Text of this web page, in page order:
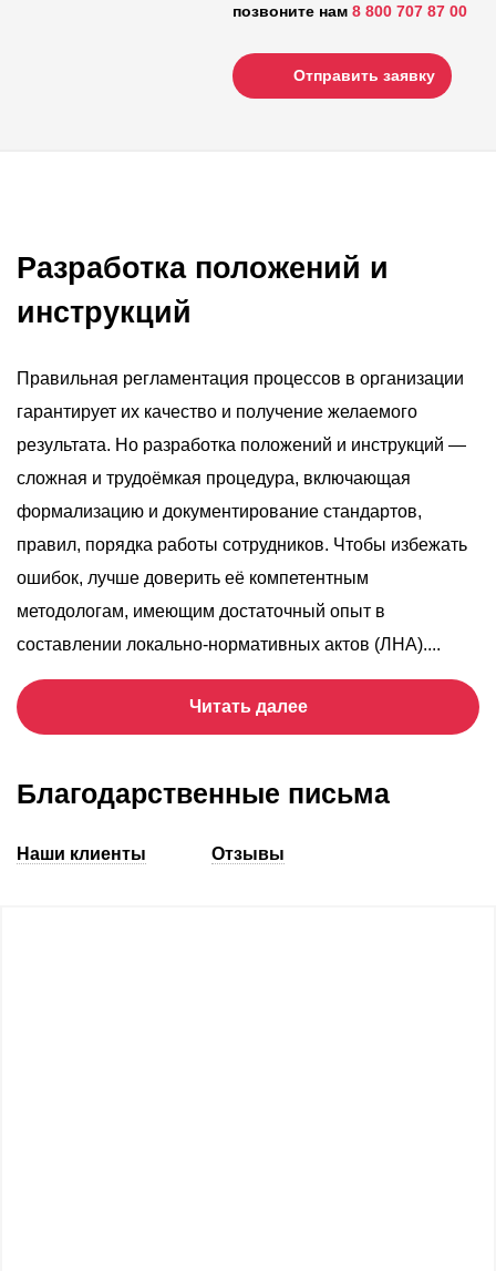
позвоните нам 8 800 707 87 00
Отправить заявку
Разработка положений и
инструкций
Правильная регламентация процессов в организации
гарантирует их качество и получение желаемого
результата. Но разработка положений и инструкций —
сложная и трудоёмкая процедура, включающая
формализацию и документирование стандартов,
правил, порядка работы сотрудников. Чтобы избежать
ошибок, лучше доверить её компетентным
методологам, имеющим достаточный опыт в
составлении локально-нормативных актов (ЛНА)....
Читать далее
Благодарственные письма
Наши клиенты Отзывы